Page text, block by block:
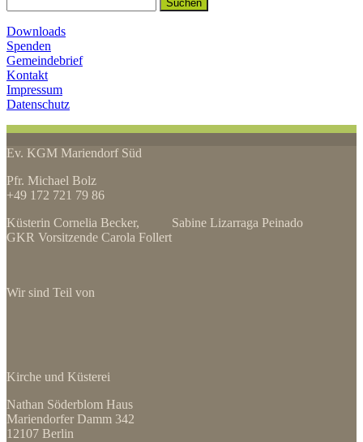
nach:
Downloads
Spenden
Gemeindebrief
Kontakt
Impressum
Datenschutz
Ev. KGM Mariendorf Süd
Pfr. Michael Bolz
+49 172 721 79 86
Küsterin Cornelia Becker, Sabine Lizarraga Peinado
GKR Vorsitzende Carola Follert
Wir sind Teil von
Kirche und Küsterei
Nathan Söderblom Haus
Mariendorfer Damm 342
12107 Berlin